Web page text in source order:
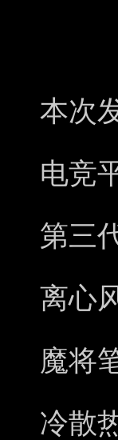
本次
电竞
第三
离心
魔将
冷散